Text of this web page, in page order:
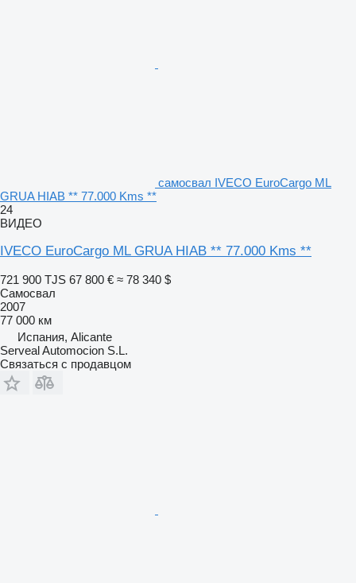
самосвал IVECO EuroCargo ML
GRUA HIAB ** 77.000 Kms **
24
ВИДЕО
IVECO EuroCargo ML GRUA HIAB ** 77.000 Kms **
721 900 TJS 67 800 € ≈ 78 340 $
Самосвал
2007
77 000 км
Испания, Alicante
Serveal Automocion S.L.
Связаться с продавцом